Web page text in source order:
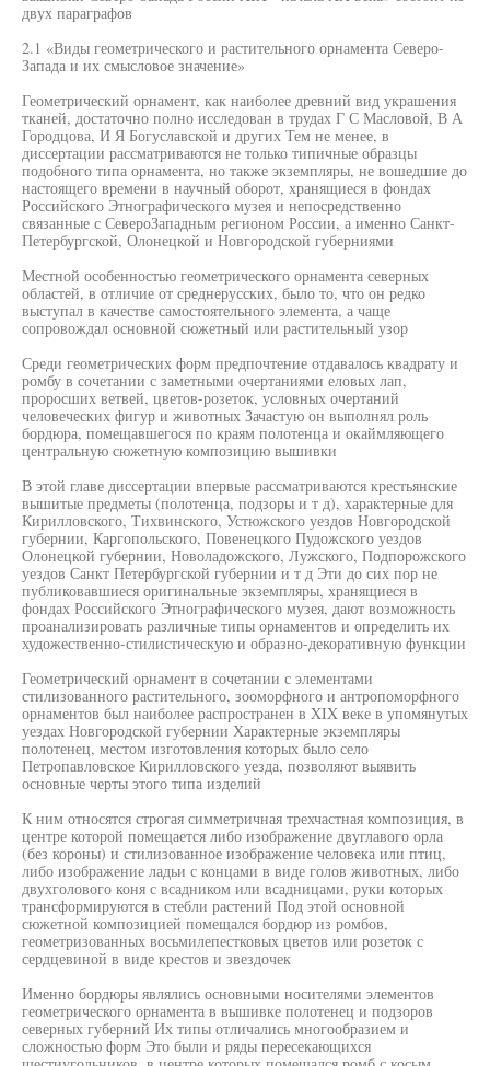
двух параграфов
2.1 «Виды геометрического и растительного орнамента Северо-
Запада и их смысловое значение»
Геометрический орнамент, как наиболее древний вид украшения
тканей, достаточно полно исследован в трудах Г С Масловой, В А
Городцова, И Я Богуславской и других Тем не менее, в
диссертации рассматриваются не только типичные образцы
подобного типа орнамента, но также экземпляры, не вошедшие до
настоящего времени в научный оборот, хранящиеся в фондах
Российского Этнографического музея и непосредственно
связанные с СевероЗападным регионом России, а именно Санкт-
Петербургской, Олонецкой и Новгородской губерниями
Местной особенностью геометрического орнамента северных
областей, в отличие от среднерусских, было то, что он редко
выступал в качестве самостоятельного элемента, а чаще
сопровождал основной сюжетный или растительный узор
Среди геометрических форм предпочтение отдавалось квадрату и
ромбу в сочетании с заметными очертаниями еловых лап,
проросших ветвей, цветов-розеток, условных очертаний
человеческих фигур и животных Зачастую он выполнял роль
бордюра, помещавшегося по краям полотенца и окаймляющего
центральную сюжетную композицию вышивки
В этой главе диссертации впервые рассматриваются крестьянские
вышитые предметы (полотенца, подзоры и т д), характерные для
Кирилловского, Тихвинского, Устюжского уездов Новгородской
губернии, Каргопольского, Повенецкого Пудожского уездов
Олонецкой губернии, Новоладожского, Лужского, Подпорожского
уездов Санкт Петербургской губернии и т д Эти до сих пор не
публиковавшиеся оригинальные экземпляры, хранящиеся в
фондах Российского Этнографического музея, дают возможность
проанализировать различные типы орнаментов и определить их
художественно-стилистическую и образно-декоративную функции
Геометрический орнамент в сочетании с элементами
стилизованного растительного, зооморфного и антропоморфного
орнаментов был наиболее распространен в XIX веке в упомянутых
уездах Новгородской губернии Характерные экземпляры
полотенец, местом изготовления которых было село
Петропавловское Кирилловского уезда, позволяют выявить
основные черты этого типа изделий
К ним относятся строгая симметричная трехчастная композиция, в
центре которой помещается либо изображение двуглавого орла
(без короны) и стилизованное изображение человека или птиц,
либо изображение ладьи с концами в виде голов животных, либо
двухголового коня с всадником или всадницами, руки которых
трансформируются в стебли растений Под этой основной
сюжетной композицией помещался бордюр из ромбов,
геометризованных восьмилепестковых цветов или розеток с
сердцевиной в виде крестов и звездочек
Именно бордюры являлись основными носителями элементов
геометрического орнамента в вышивке полотенец и подзоров
северных губерний Их типы отличались многообразием и
сложностью форм Это были и ряды пересекающихся